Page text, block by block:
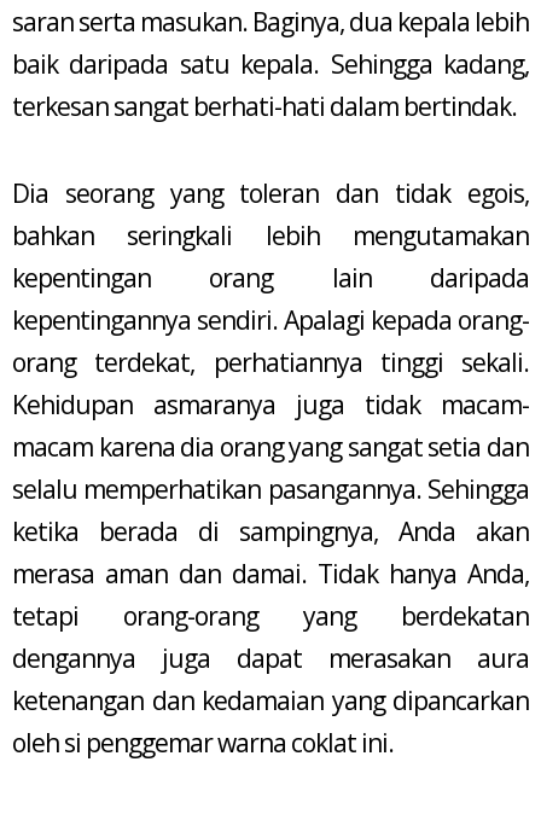
saran serta masukan. Baginya, dua kepala lebih
baik daripada satu kepala. Sehingga kadang,
terkesan sangat berhati-hati dalam bertindak.
Dia seorang yang toleran dan tidak egois,
bahkan seringkali lebih mengutamakan
kepentingan orang lain daripada
kepentingannya sendiri. Apalagi kepada orang-
orang terdekat, perhatiannya tinggi sekali.
Kehidupan asmaranya juga tidak macam-
macam karena dia orang yang sangat setia dan
selalu memperhatikan pasangannya. Sehingga
ketika berada di sampingnya, Anda akan
merasa aman dan damai. Tidak hanya Anda,
tetapi orang-orang yang berdekatan
dengannya juga dapat merasakan aura
ketenangan dan kedamaian yang dipancarkan
oleh si penggemar warna coklat ini.